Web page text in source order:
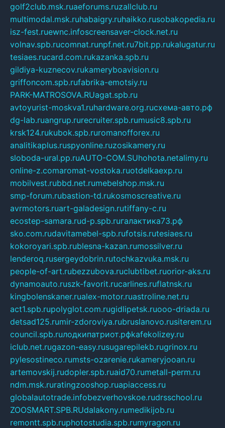
golf2club.msk.ruaeforums.ruzallclub.ru
multimodal.msk.ruhabaigry.ruhaikko.rusobakopedia.ru
isz-fest.ruewnc.infoscreensaver-clock.net.ru
volnav.spb.rucomnat.runpf.net.ru7bit.pp.rukalugatur.ru
tesiaes.rucard.com.rukazanka.spb.ru
gildiya-kuznecov.rukameryboavision.ru
griffoncom.spb.rufabrika-emotsiy.ru
PARK-MATROSOVA.RUagat.spb.ru
avtoyurist-moskva1.ruhardware.org.ruсхема-авто.рф
dg-lab.ruangrup.rurecruiter.spb.rumusic8.spb.ru
krsk124.rukubok.spb.ruromanofforex.ru
analitikaplus.ruspyonline.ruzosikamery.ru
sloboda-ural.pp.ruAUTO-COM.SUhohota.netalimy.ru
online-z.comaromat-vostoka.ruotdelkaexp.ru
mobilvest.rubbd.net.rumebelshop.msk.ru
smp-forum.rubastion-td.rukosmoscreative.ru
avrmotors.ruart-galadesign.rutiffany-c.ru
ecostep-samara.rud-p.spb.ruгалактика73.рф
sko.com.rudavitamebel-spb.rufotsis.rutesiaes.ru
kokoroyari.spb.rublesna-kazan.rumossilver.ru
lenderoq.rusergeydobrin.rutochkazvuka.msk.ru
people-of-art.rubezzubova.ruclubtibet.ruorior-aks.ru
dynamoauto.ruszk-favorit.rucarlines.ruflatnsk.ru
kingbolenskaner.rualex-motor.ruastroline.net.ru
act1.spb.rupolyglot.com.rugidlipetsk.ruooo-driada.ru
detsad125.rumir-zdoroviya.rubruslanovo.rusiterem.ru
council.spb.ruлодкипатриот.рфkafekolizey.ru
iclub.net.rugazon-easy.rusugarepilekb.rugrinox.ru
pylesostineco.rumsts-ozarenie.rukameryjooan.ru
artemovskij.rudopler.spb.ruaid70.rumetall-perm.ru
ndm.msk.ruratingzooshop.ruapiaccess.ru
globalautotrade.infobezverhovskoe.rudrsschool.ru
ZOOSMART.SPB.RUdalakony.rumedikijob.ru
remontt.spb.ruphotostudia.spb.rumyragon.ru